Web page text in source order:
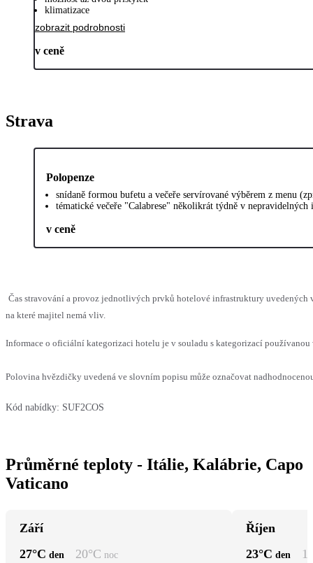
klimatizace
zobrazit podrobnosti
v ceně
Strava
Polopenze
snídaně formou bufetu a večeře servírované výběrem z menu
tématické večeře "Calabrese" několikrát týdně v
v ceně
Čas stravování a provoz jednotlivých prvků hotelové infrastruktury uvedených
na které majitel nemá vliv.
Informace o oficiální kategorizaci hotelu je v souladu s kategorizací
Polovina hvězdičky uvedená ve slovním popisu může označovat
Kód nabídky: SUF2COS
Průměrné teploty - Itálie, Kalábrie, Capo
Vaticano
Září
27°C den 20°C noc
Říjen
23°C den